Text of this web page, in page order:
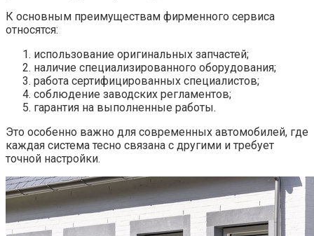
К основным преимуществам фирменного сервиса
относятся:
использование оригинальных запчастей;
наличие специализированного оборудования;
работа сертифицированных специалистов;
соблюдение заводских регламентов;
гарантия на выполненные работы.
Это особенно важно для современных автомобилей, где
каждая система тесно связана с другими и требует
точной настройки.